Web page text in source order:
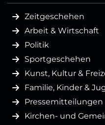
Zeitgeschehen
Arbeit & Wirtschaft
Politik
Sportgeschehen
Kunst, Kultur &
Familie, Kinder &
Pressemitteilungen
Kirchen- und